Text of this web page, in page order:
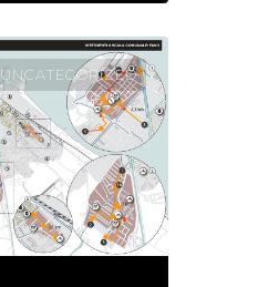
UNCATEGORIZED